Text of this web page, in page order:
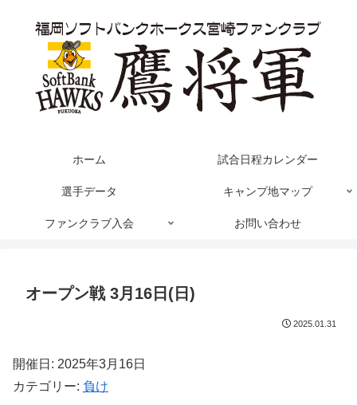
ホーム 試合日程カレンダー
選手データ キャンプ地マップ
ファンクラブ入会 お問い合わせ
オープン戦 3月16日(日)
2025.01.31
開催日: 2025年3月16日
カテゴリー: 負け